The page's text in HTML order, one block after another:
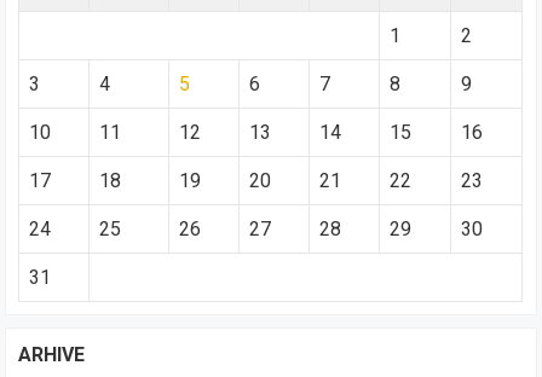
1 2
3 4 5 6 7 8 9
10 11 12 13 14 15 16
17 18 19 20 21 22 23
24 25 26 27 28 29 30
31
ARHIVE